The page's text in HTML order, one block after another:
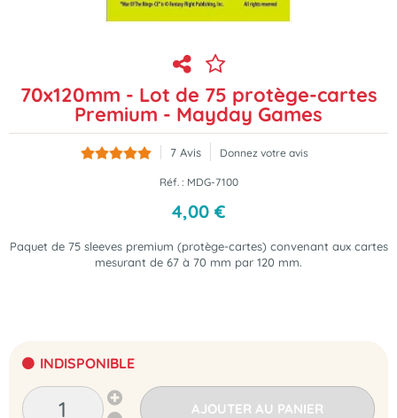
70x120mm - Lot de 75 protège-cartes
Premium - Mayday Games
7 Avis Donnez votre avis
Réf. : MDG-7100
4,00 €
Paquet de 75 sleeves premium (protège-cartes) convenant aux cartes
mesurant de 67 à 70 mm par 120 mm.
INDISPONIBLE
AJOUTER AU PANIER